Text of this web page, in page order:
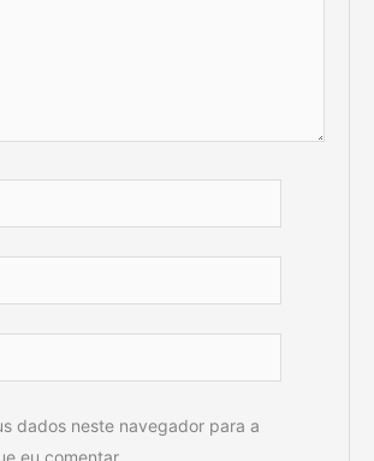
dados neste navegador para a
eu comentar.